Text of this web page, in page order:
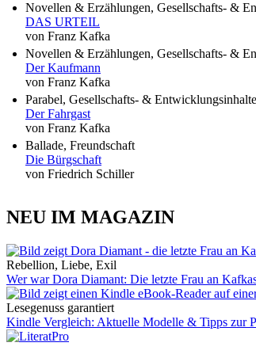
Novellen & Erzählungen, Gesellschafts- &
DAS URTEIL
von Franz Kafka
Novellen & Erzählungen, Gesellschafts- &
Der Kaufmann
von Franz Kafka
Parabel, Gesellschafts- & Entwicklungsinhalte
Der Fahrgast
von Franz Kafka
Ballade, Freundschaft
Die Bürgschaft
von Friedrich Schiller
NEU IM MAGAZIN
Rebellion, Liebe, Exil
Wer war Dora Diamant: Die letzte Frau an
Lesegenuss garantiert
Kindle Vergleich: Aktuelle Modelle & Tipps zur